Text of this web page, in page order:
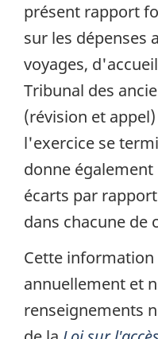
présent rapport
sur les dépenses
voyages,
Tribunal des
(révision et
l'exercice se
donne
écarts par
dans chacune de
Cette
annuellement et
renseignements